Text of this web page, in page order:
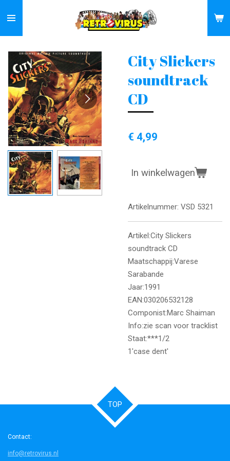
direct
naar
de
hoofdinhoud
City Slickers
soundtrack
CD
€ 4,99
In winkelwagen
Artikelnummer: VSD 5321
Artikel:City Slickers
soundtrack CD
Maatschappij:Varese
Sarabande
Jaar:1991
EAN:030206532128
Componist:Marc Shaiman
Info:zie scan voor tracklist
Staat:***1/2
1'case dent'
TOP
Contact:
info@retrovirus.nl